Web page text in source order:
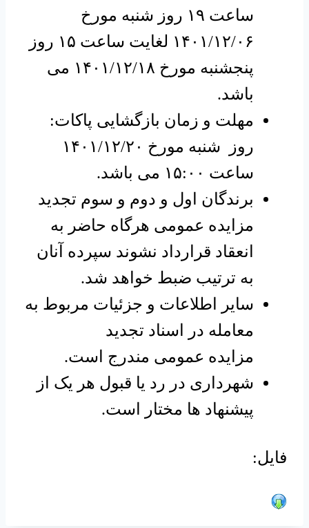
ساعت ۱۹ روز شنبه مورخ
۱۴۰۱/۱۲/۰۶ لغایت ساعت ۱۵ روز
پنجشنبه مورخ ۱۴۰۱/۱۲/۱۸ می
باشد.
مهلت و زمان بازگشایی پاکات:
روز شنبه مورخ ۱۴۰۱/۱۲/۲۰
ساعت ۱۵:۰۰ می باشد.
برندگان اول و دوم و سوم تجدید
مزایده عمومی هرگاه حاضر به
انعقاد قرارداد نشوند سپرده آنان
به ترتیب ضبط خواهد شد.
سایر اطلاعات و جزئیات مربوط به
معامله در اسناد تجدید
مزایده عمومی مندرج است.
شهرداری در رد یا قبول هر یک از
پیشنهاد ها مختار است.
فایل: